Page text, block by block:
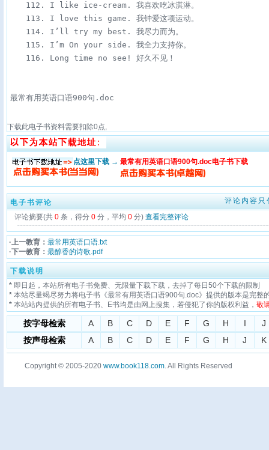
112. I like ice-cream. 我喜欢吃冰淇淋。
113. I love this game. 我钟爱这项运动。
114. I’ll try my best. 我尽力而为。
115. I’m On your side. 我全力支持你。
116. Long time no see! 好久不见！
最常有用英语口语900句.doc
下载此电子书资料需要扣除0点,
点这里下载 → 最常有用英语口语900句.doc电子书下载
电子书评论
评论内容只
评论摘要(共 0 条，得分 0 分，平均 0 分) 查看完整评论
·上一教育： 最常用英语口语.txt
·下一教育： 最醇香的诗歌.pdf
下载说明
* 即日起，本站所有电子书免费、无限量下载下载，去掉了每日50个下载的限制
* 本站尽量竭尽努力将电子书《最常有用英语口语900句.doc》提供的版本是完整
* 本站站内提供的所有电子书、E书均是由网上搜集，若侵犯了你的版权利益， 敬
按字母检索 A B C D E F G H I
J
按声母检索
A B C D E F G H J K
Copyright © 2005-2020 www.book118.com. All Rights Reserved